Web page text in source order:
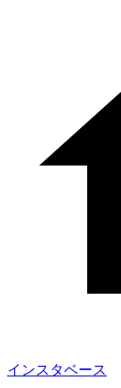
インスタベース